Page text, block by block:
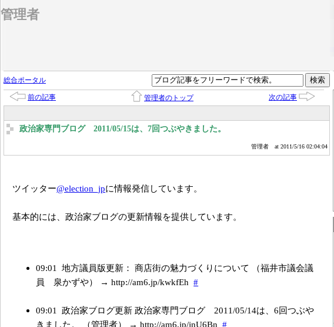
管理者
総合ポータル
前の記事 管理者のトップ 次の記事
政治家専門ブログ 2011/05/15は、7回つぶやきました。
管理者 at 2011/5/16 02:04:04
ツイッター@election_jpに情報発信しています。
基本的には、政治家ブログの更新情報を提供しています。
09:01
地方議員版更新： 商店街の魅力づくりについて （福井市議会議
員 泉かずや） → http://am6.jp/kwkfEh #
09:01
政治家ブログ更新 政治家専門ブログ 2011/05/14は、6回つぶや
きました。 （管理者） → http://am6.jp/jnU6Bn #